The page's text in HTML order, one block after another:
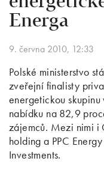
Energa
9. června 2010, 12:33
Polské ministerstvo
zveřejní finalisty
energetickou
nabídku na 82,9
zájemců. Mezi nimi i
holding a PPC
Investments.